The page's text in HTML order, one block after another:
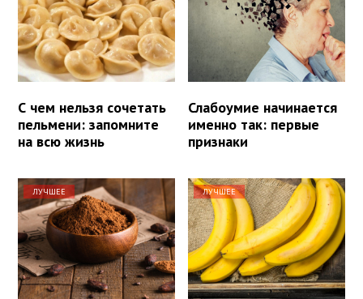
С чем нельзя сочетать
пельмени: запомните
на всю жизнь
Слабоумие начинается
именно так: первые
признаки
ЛУЧШЕЕ ЛУЧШЕЕ